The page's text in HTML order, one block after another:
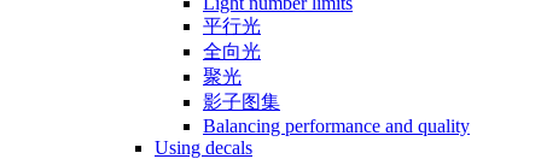
平行光
全向光
聚光
影子图集
Balancing performance and quality
Using decals